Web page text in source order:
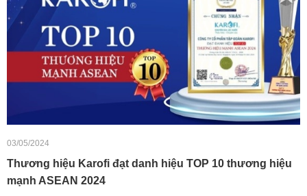
03/05/2024
Thương hiệu Karofi đạt danh hiệu TOP 10 thương hiệu
mạnh ASEAN 2024